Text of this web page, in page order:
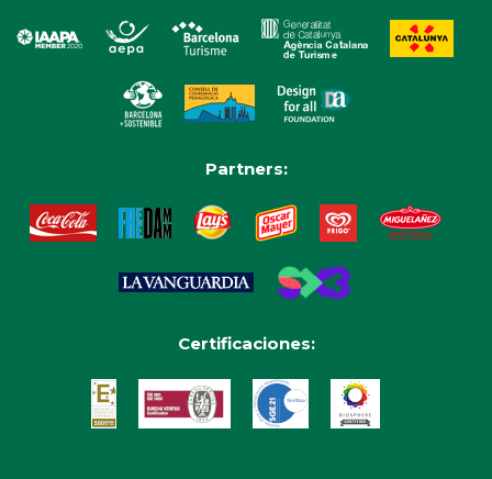
Partners:
Certificaciones: